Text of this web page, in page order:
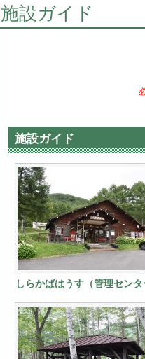
施設ガイド
施設ガイド
しらかばはうす（管理センタ